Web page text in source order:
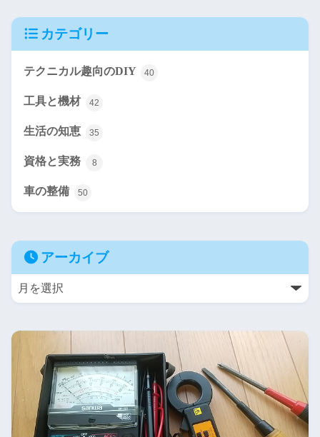
カテゴリー
テクニカル趣向のDIY 40
工具と機材 42
生活の知恵 35
資格と実務 8
車の整備 50
アーカイブ